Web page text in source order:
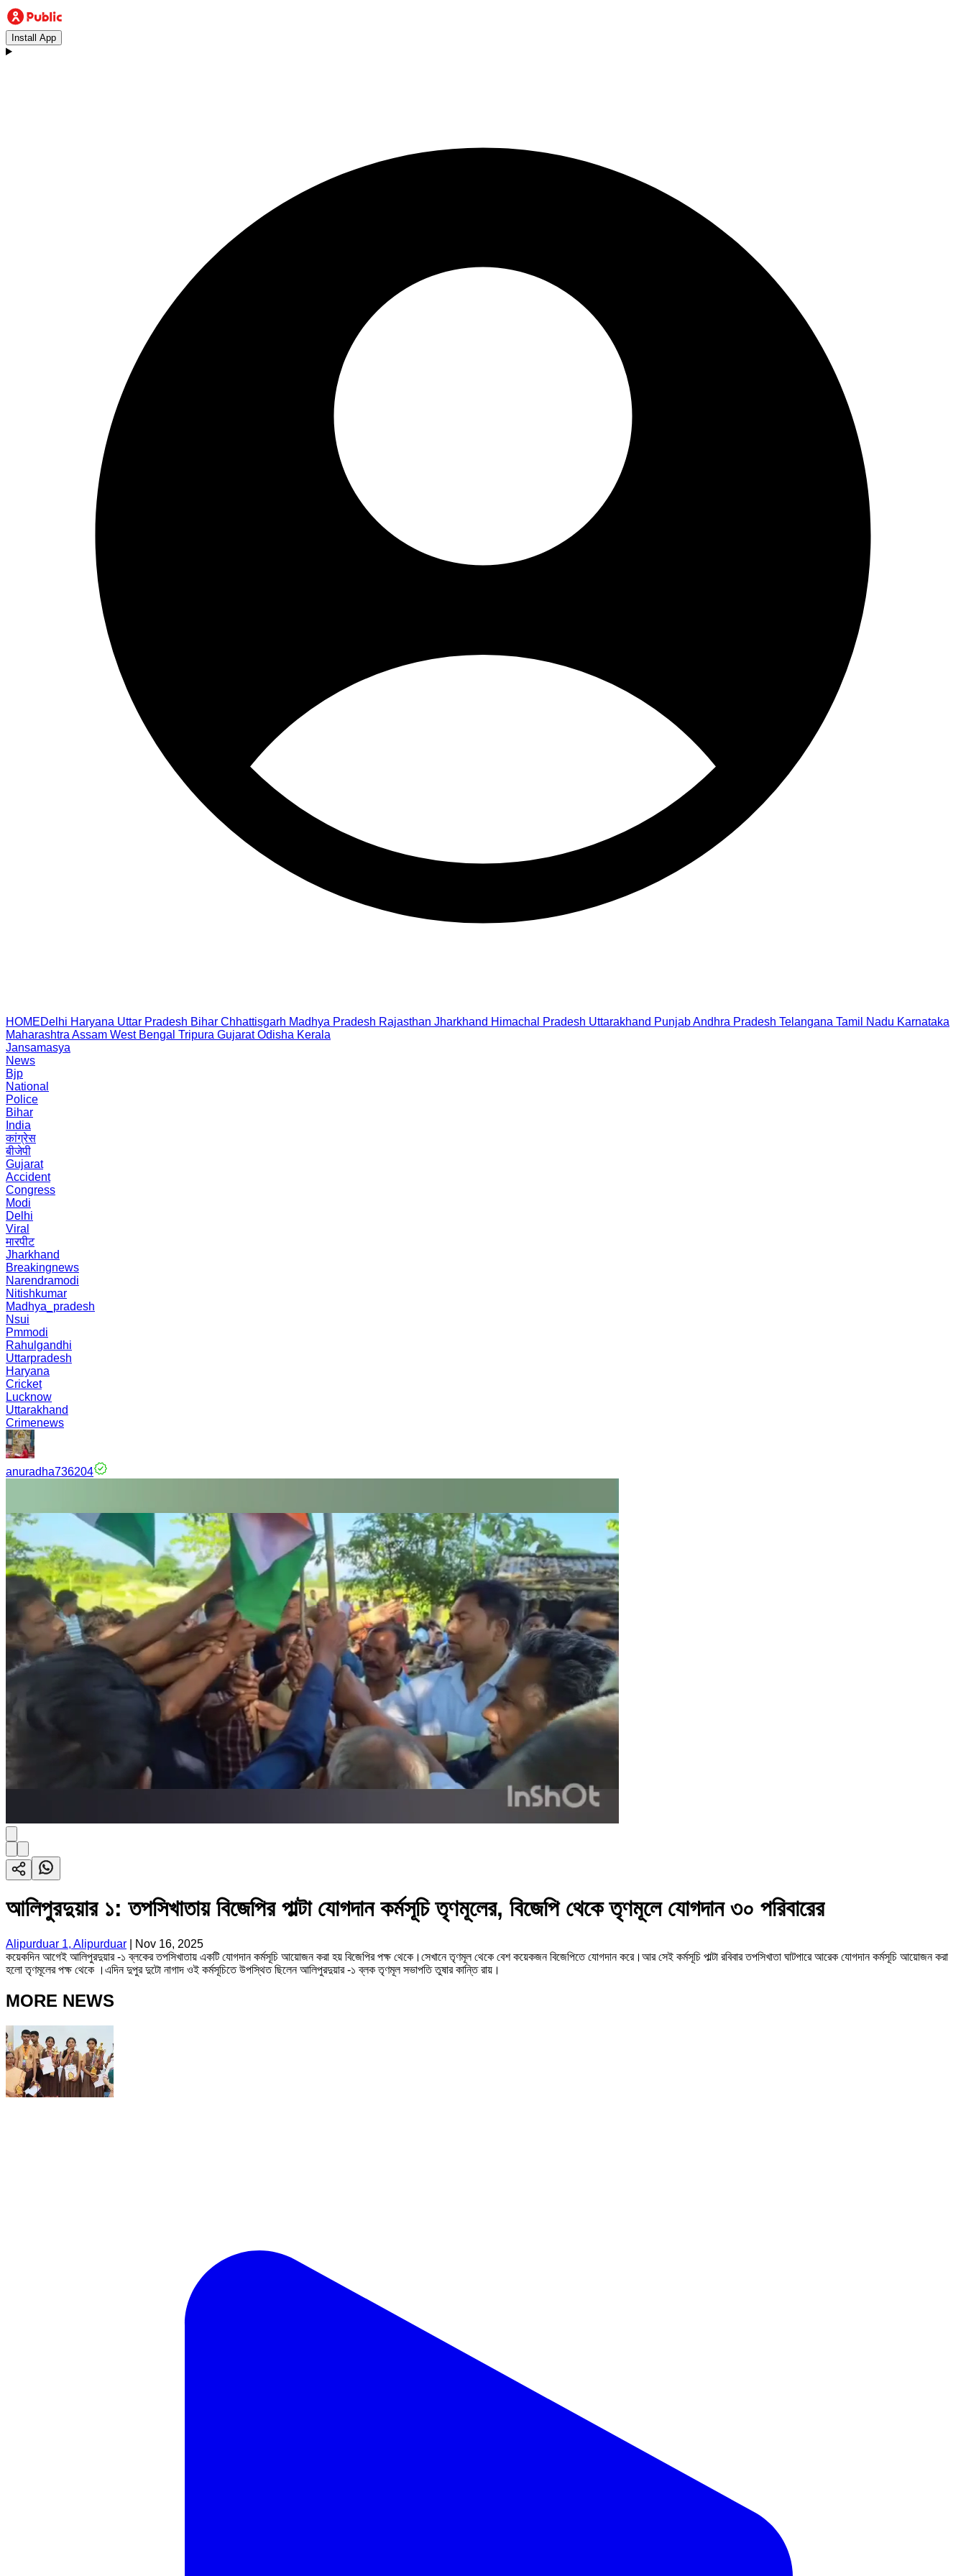
Install App
HOMEDelhi Haryana Uttar Pradesh Bihar Chhattisgarh Madhya Pradesh Rajasthan Jharkhand Himachal Pradesh Uttarakhand PunjabAndhra Pradesh Telangana Tamil Nadu Karnataka
Maharashtra Assam West Bengal Tripura Gujarat Odisha Kerala
Jansamasya
News
Bjp
National
Police
Bihar
India
कांग्रेस
बीजेपी
Gujarat
Accident
Congress
Modi
Delhi
Viral
मारपीट
Jharkhand
Breakingnews
Narendramodi
Nitishkumar
Madhya_pradesh
Nsui
Pmmodi
Rahulgandhi
Uttarpradesh
Haryana
Cricket
Lucknow
Uttarakhand
Crimenews
anuradha736204
আলিপুরদুয়ার ১: তপসিখাতায় বিজেপির পাল্টা যোগদান কর্মসূচি তৃণমূলের, বিজেপি থেকে তৃণমূলে যোগদান ৩০ পরিবারের
Alipurduar 1, Alipurduar
Nov 16, 2025
কয়েকদিন আগেই আলিপুরদুয়ার -১ ব্লকের তপসিখাতায় একটি যোগদান কর্মসূচি আয়োজন করা হয় বিজেপির পক্ষ থেকে।সেখানে তৃণমূল থেকে বেশ কয়েকজন বিজেপিতে যোগদান করে।আর সেই কর্মসূচি পাল্টা রবিবার তপসিখাতা ঘাটপারে আরেক যোগদান কর্মসূচি আয়োজন করা
হলো তৃণমূলের পক্ষ থেকে ।এদিন দুপুর দুটো নাগাদ ওই কর্মসূচিতে উপস্থিত ছিলেন আলিপুরদুয়ার -১ ব্লক তৃণমূল সভাপতি তুষার কান্তি রায়।
MORE NEWS